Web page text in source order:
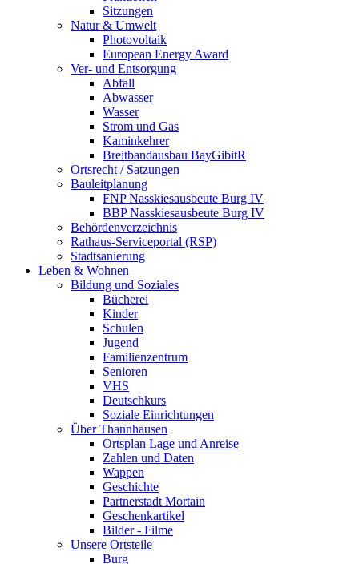
Sitzungen
Natur & Umwelt
Photovoltaik
European Energy Award
Ver- und Entsorgung
Abfall
Abwasser
Wasser
Strom und Gas
Kaminkehrer
Breitbandausbau BayGibitR
Ortsrecht / Satzungen
Bauleitplanung
FNP Nasskiesausbeute Burg IV
BBP Nasskiesausbeute Burg IV
Behördenverzeichnis
Rathaus-Serviceportal (RSP)
Stadtsanierung
Leben & Wohnen
Bildung und Soziales
Bücherei
Kinder
Schulen
Jugend
Familienzentrum
Senioren
VHS
Deutschkurs
Soziale Einrichtungen
Über Thannhausen
Ortsplan Lage und Anreise
Zahlen und Daten
Wappen
Geschichte
Partnerstadt Mortain
Geschenkartikel
Bilder - Filme
Unsere Ortsteile
Burg